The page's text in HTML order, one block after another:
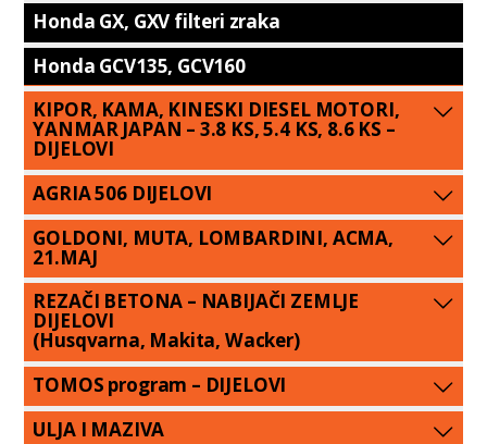
Honda GX, GXV filteri zraka
Honda GCV135, GCV160
KIPOR, KAMA, KINESKI DIESEL MOTORI,
YANMAR JAPAN – 3.8 KS, 5.4 KS, 8.6 KS –
DIJELOVI
AGRIA 506 DIJELOVI
GOLDONI, MUTA, LOMBARDINI, ACMA,
21.MAJ
REZAČI BETONA – NABIJAČI ZEMLJE
DIJELOVI
(Husqvarna, Makita, Wacker)
TOMOS program – DIJELOVI
ULJA I MAZIVA